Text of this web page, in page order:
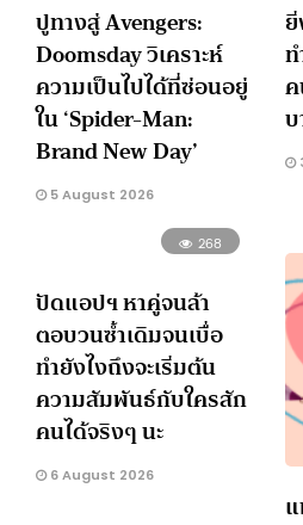
ปูทางสู่ Avengers:
Doomsday วิเคราะห์
ความเป็นไปได้ที่ซ่อนอยู่
ใน ‘Spider-Man:
Brand New Day’
5 August 2026
268
ปัดแอปฯ หาคู่จนล้า
ตอบวนซ้ำเดิมจนเบื่อ
ทำยังไงถึงจะเริ่มต้น
ความสัมพันธ์กับใครสัก
คนได้จริงๆ นะ
6 August 2026